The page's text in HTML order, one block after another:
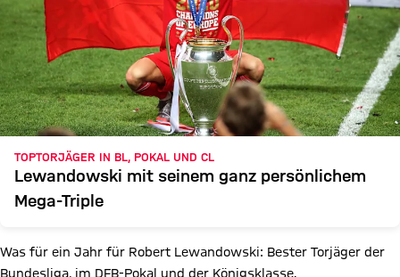
TOPTORJÄGER IN BL, POKAL UND CL
Lewandowski mit seinem ganz persönlichem
Mega-Triple
Was für ein Jahr für Robert Lewandowski: Bester Torjäger der
Bundesliga, im DFB-Pokal und der Königsklasse.
X Inhalte anzeigen